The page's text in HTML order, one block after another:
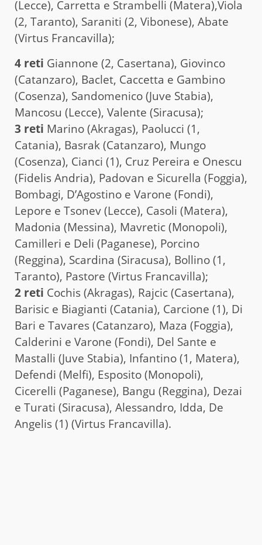
(Lecce), Carretta e Strambelli (Matera),Viola
(2, Taranto), Saraniti (2, Vibonese), Abate
(Virtus Francavilla);
4 reti Giannone (2, Casertana), Giovinco
(Catanzaro), Baclet, Caccetta e Gambino
(Cosenza), Sandomenico (Juve Stabia),
Mancosu (Lecce), Valente (Siracusa);
3 reti Marino (Akragas), Paolucci (1,
Catania), Basrak (Catanzaro), Mungo
(Cosenza), Cianci (1), Cruz Pereira e Onescu
(Fidelis Andria), Padovan e Sicurella (Foggia),
Bombagi, D’Agostino e Varone (Fondi),
Lepore e Tsonev (Lecce), Casoli (Matera),
Madonia (Messina), Mavretic (Monopoli),
Camilleri e Deli (Paganese), Porcino
(Reggina), Scardina (Siracusa), Bollino (1,
Taranto), Pastore (Virtus Francavilla);
2 reti Cochis (Akragas), Rajcic (Casertana),
Barisic e Biagianti (Catania), Carcione (1), Di
Bari e Tavares (Catanzaro), Maza (Foggia),
Calderini e Varone (Fondi), Del Sante e
Mastalli (Juve Stabia), Infantino (1, Matera),
Defendi (Melfi), Esposito (Monopoli),
Cicerelli (Paganese), Bangu (Reggina), Dezai
e Turati (Siracusa), Alessandro, Idda, De
Angelis (1) (Virtus Francavilla).